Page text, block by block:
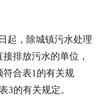
起，除城镇污水处理
排放污水的单位，
合表1的有关规
3的有关规定。